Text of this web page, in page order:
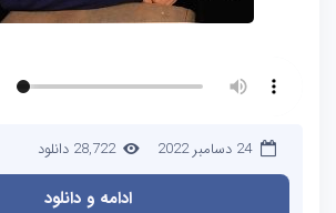
24 دسامبر 2022 28,722 دانلود
ادامه و دانلود